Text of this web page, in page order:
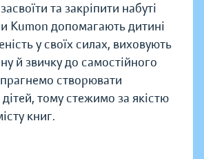
та закріпити набуті
Kumon допомагають дитині
у своїх силах, виховують
й звичку до самостійного
створювати
тому стежимо за якістю
книг.